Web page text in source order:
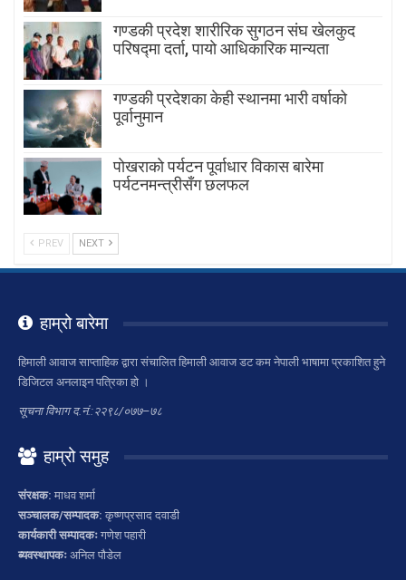
गण्डकी प्रदेश शारीरिक सुगठन संघ खेलकुद
परिषद्मा दर्ता, पायाे आधिकारिक मान्यता
गण्डकी प्रदेशका केही स्थानमा भारी वर्षाको
पूर्वानुमान
पाेखराकाे पर्यटन पूर्वाधार विकास बारेमा
पर्यटनमन्त्रीसँग छलफल
PREV NEXT
हाम्रो बारेमा
हिमाली आवाज साप्ताहिक द्वारा संचालित हिमाली आवाज डट कम नेपाली भाषामा प्रकाशित हुने
डिजिटल अनलाइन पत्रिका हो ।
सूचना विभाग द.नं.:२२९८/०७७–७८
हाम्रो समुह
संरक्षक: माधव शर्मा
सञ्चालक/सम्पादक: कृष्णप्रसाद दवाडी
कार्यकारी सम्पादकः गणेश पहारी
ब्यवस्थापकः अनिल पौडेल